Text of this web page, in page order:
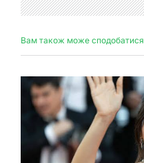
Вам також може сподобатися